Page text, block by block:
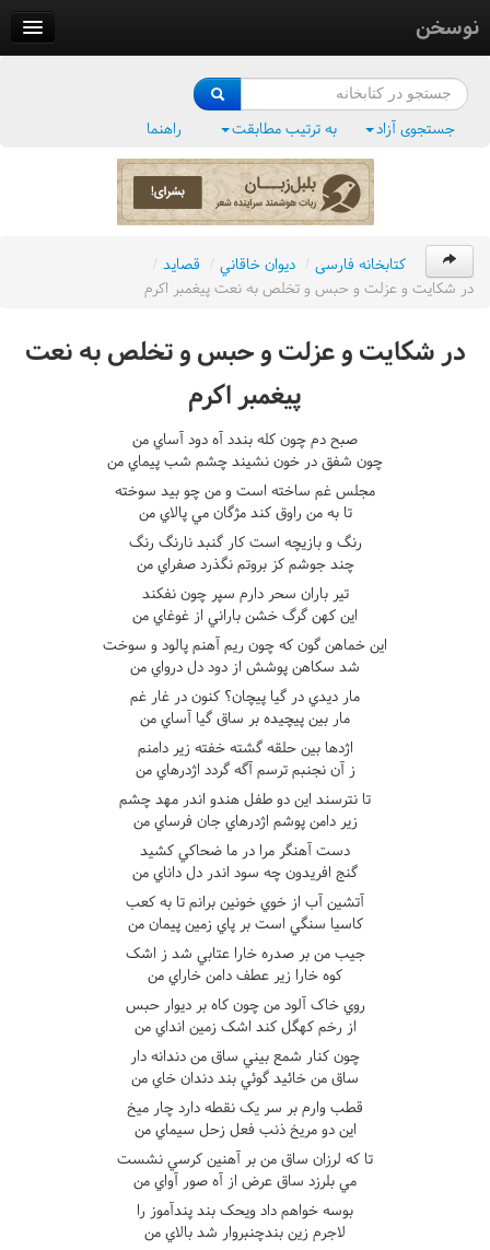
نوسخن
فرهنگ واژگان
جستجوی آزاد به ترتیب مطابقت راهنما
کتابخانه فارسی / ديوان خاقاني / قصايد /
در شکايت و عزلت و حبس و تخلص به نعت پيغمبر اکرم
در شکايت و عزلت و حبس و تخلص به نعت
پيغمبر اکرم
صبح دم چون کله بندد آه دود آساي من
چون شفق در خون نشيند چشم شب پيماي من
مجلس غم ساخته است و من چو بيد سوخته
تا به من راوق کند مژگان مي پالاي من
رنگ و بازيچه است کار گنبد نارنگ رنگ
چند جوشم کز بروتم نگذرد صفراي من
تير باران سحر دارم سپر چون نفکند
اين کهن گرگ خشن باراني از غوغاي من
اين خماهن گون که چون ريم آهنم پالود و سوخت
شد سکاهن پوشش از دود دل درواي من
مار ديدي در گيا پيچان؟ کنون در غار غم
مار بين پيچيده بر ساق گيا آساي من
اژدها بين حلقه گشته خفته زير دامنم
ز آن نجنبم ترسم آگه گردد اژدرهاي من
تا نترسند اين دو طفل هندو اندر مهد چشم
زير دامن پوشم اژدرهاي جان فرساي من
دست آهنگر مرا در ما ضحاکي کشيد
گنج افريدون چه سود اندر دل داناي من
آتشين آب از خوي خونين برانم تا به کعب
کاسيا سنگي است بر پاي زمين پيمان من
جيب من بر صدره خارا عتابي شد ز اشک
کوه خارا زير عطف دامن خاراي من
روي خاک آلود من چون کاه بر ديوار حبس
از رخم کهگل کند اشک زمين انداي من
چون کنار شمع بيني ساق من دندانه دار
ساق من خائيد گوئي بند دندان خاي من
قطب وارم بر سر يک نقطه دارد چار ميخ
اين دو مريخ ذنب فعل زحل سيماي من
تا که لرزان ساق من بر آهنين کرسي نشست
مي بلرزد ساق عرض از آه صور آواي من
بوسه خواهم داد ويحک بند پندآموز را
لاجرم زين بندچنبروار شد بالاي من